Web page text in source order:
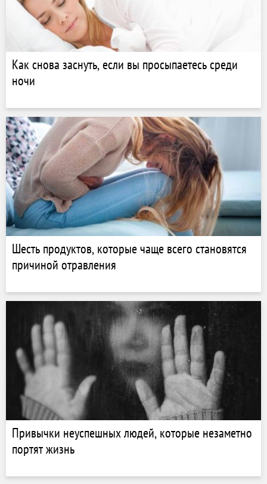
Как снова заснуть, если вы просыпаетесь среди
ночи
Шесть продуктов, которые чаще всего становятся
причиной отравления
Привычки неуспешных людей, которые незаметно
портят жизнь